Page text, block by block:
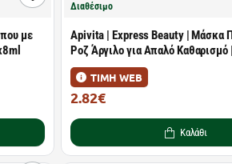
με
Διαθέσιμο
Apivita | Express Beauty | Μάσκα
Ροζ Άργιλο για Απαλό Καθαρισμό
ΤΙΜΗ WEB
2.82€
Καλάθι